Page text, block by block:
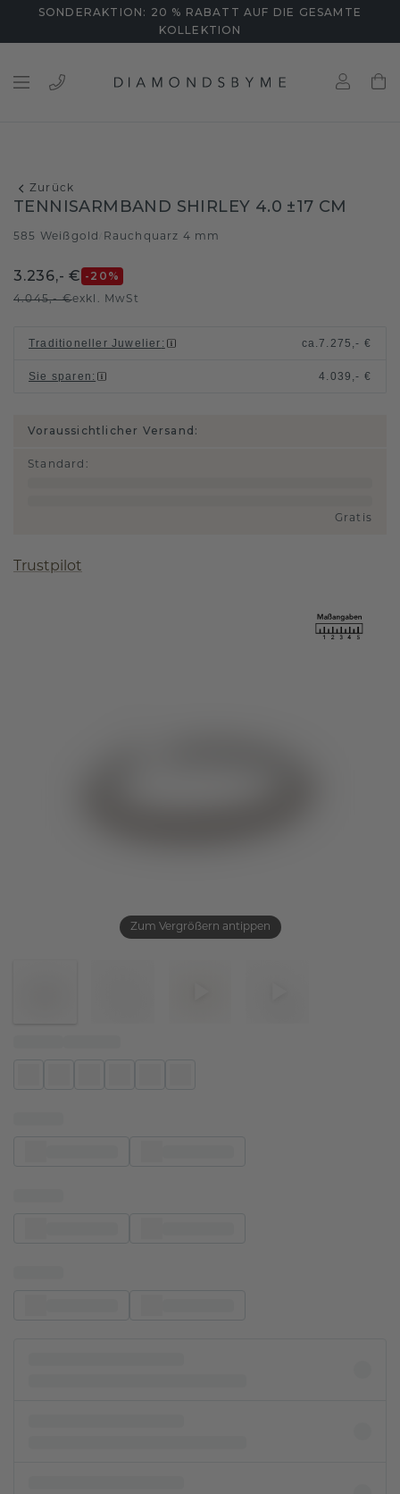
SONDERAKTION: 20 % RABATT AUF DIE GESAMTE
KOLLEKTION
Zurück
Zum Vergrößern antippen
TENNISARMBAND SHIRLEY 4.0 ±17 CM
585 Weißgold Rauchquarz 4 mm
3.236,- € -20 %
4.045,- €exkl. MwSt
Traditioneller Juwelier : ca.7.275,- €
Sie sparen : 4.039,- €
Voraussichtlicher Versand:
Standard :
Gratis
Trustpilot